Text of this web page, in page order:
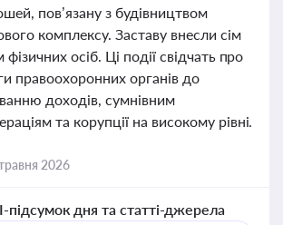
пов’язану з будівництвом
комплексу. Заставу внесли сім
фізичних осіб. Ці події свідчать про
правоохоронних органів до
доходів, сумнівним
та корупції на високому рівні.
2026
підсумок дня та статті-джерела